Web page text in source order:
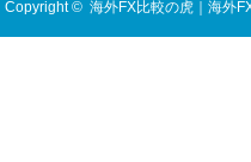
Copyright © 海外FX比較の虎｜海外